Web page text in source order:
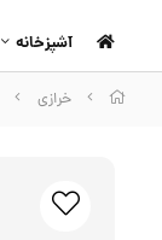
آشپزخانه
خرازی